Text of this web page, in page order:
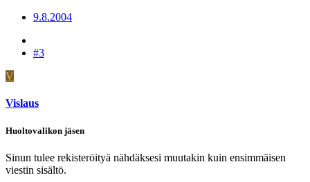
9.8.2004
#3
V
Vislaus
Huoltovalikon jäsen
Sinun tulee rekisteröityä nähdäksesi muutakin kuin ensimmäisen
viestin sisältö.